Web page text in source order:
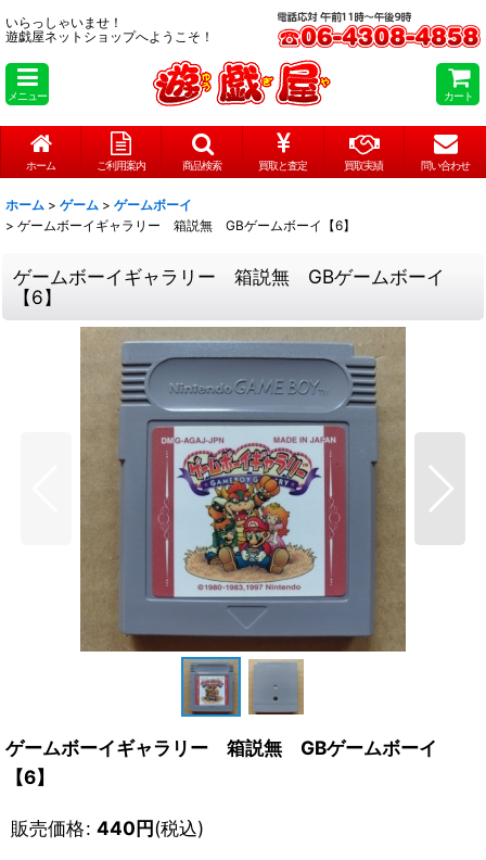
いらっしゃいませ！
遊戯屋ネットショップへようこそ！
メニュー カート
ホーム ご利用案内 商品検索 買取と査定 買取実績 問い合わせ
ホーム > ゲーム > ゲームボーイ
> ゲームボーイギャラリー 箱説無 GBゲームボーイ【6】
ゲームボーイギャラリー 箱説無 GBゲームボーイ
【6】
ゲームボーイギャラリー 箱説無 GBゲームボーイ
【6】
販売価格: 440円(税込)